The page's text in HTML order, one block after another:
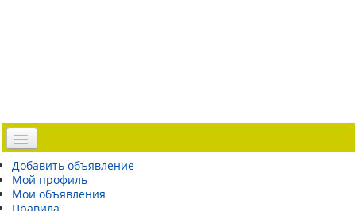
Доска объявлений
Погода Эстонии
Открытки
Добавить объявление
Мой профиль
Мои объявления